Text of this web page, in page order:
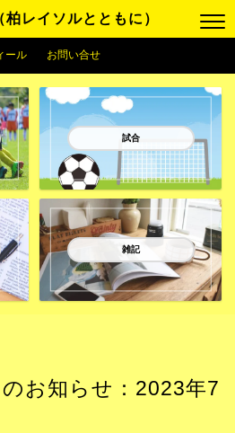
レイソルとともに）
ール お問い合せ
試合
雑記
お知らせ：2023年7